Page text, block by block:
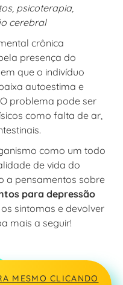
psicoterapia,
cerebral
crônica
presença do
que o indivíduo
autoestima e
problema pode ser
como falta de ar,
como um todo
de vida do
a pensamentos sobre
para depressão
sintomas e devolver
mais a seguir!
MESMO CLICANDO